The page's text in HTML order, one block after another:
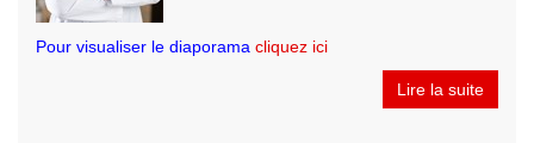
Pour visualiser le diaporama cliquez ici
Lire la suite